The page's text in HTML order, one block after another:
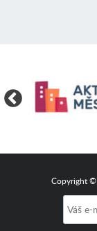
Copyright ©